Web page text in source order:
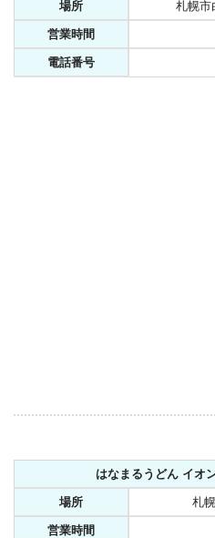
場所 札幌市
営業時間
電話番号
はなまるうどん イオ
場所 札
営業時間